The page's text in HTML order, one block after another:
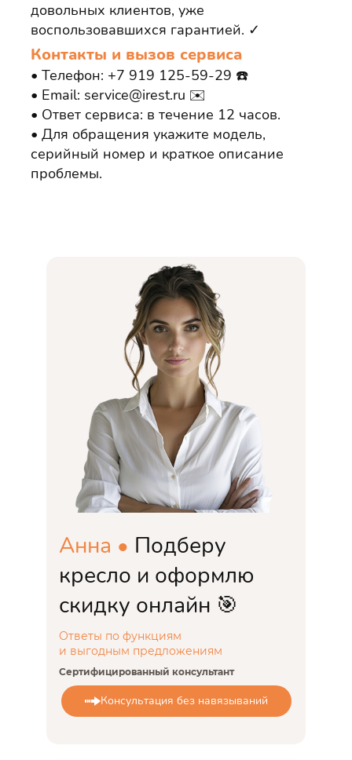
довольных клиентов, уже
воспользовавшихся гарантией. ✓
Контакты и вызов сервиса
Телефон: +7 919 125‑59‑29 ☎️
Email: service@irest.ru ✉️
Ответ сервиса: в течение 12 часов.
Для обращения укажите модель,
серийный номер и краткое описание
проблемы.
Анна • Подберу
кресло и оформлю
скидку онлайн 🎯
Ответы по функциям
и выгодным предложениям
Сертифицированный консультант
Консультация без навязываний